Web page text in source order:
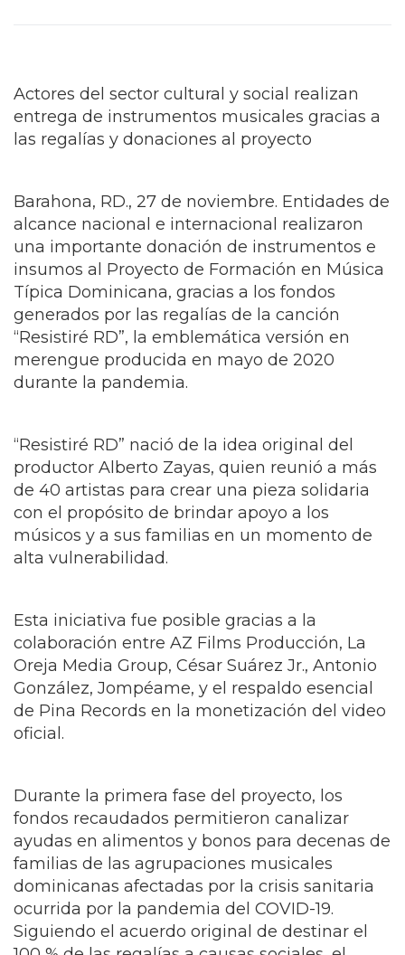
Actores del sector cultural y social realizan
entrega de instrumentos musicales gracias a
Barahona, RD., 27 de noviembre. Entidades de
alcance nacional e internacional realizaron
una importante donación de instrumentos e
insumos al Proyecto de Formación en Música
Típica Dominicana, gracias a los fondos
generados por las regalías de la canción
“Resistiré RD”, la emblemática versión en
merengue producida en mayo de 2020
“Resistiré RD” nació de la idea original del
productor Alberto Zayas, quien reunió a más
de 40 artistas para crear una pieza solidaria
con el propósito de brindar apoyo a los
músicos y a sus familias en un momento de
Esta iniciativa fue posible gracias a la
colaboración entre AZ Films Producción, La
Oreja Media Group, César Suárez Jr., Antonio
González, Jompéame, y el respaldo esencial
de Pina Records en la monetización del video
Durante la primera fase del proyecto, los
fondos recaudados permitieron canalizar
ayudas en alimentos y bonos para decenas de
familias de las agrupaciones musicales
dominicanas afectadas por la crisis sanitaria
ocurrida por la pandemia del COVID-19.